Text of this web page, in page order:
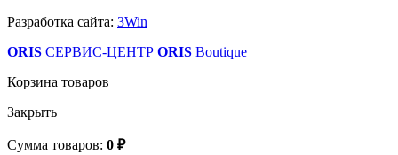
Разработка сайта: 3Win
ORIS СЕРВИС-ЦЕНТР ORIS Boutique
Корзина товаров
Закрыть
Сумма товаров: 0 ₽